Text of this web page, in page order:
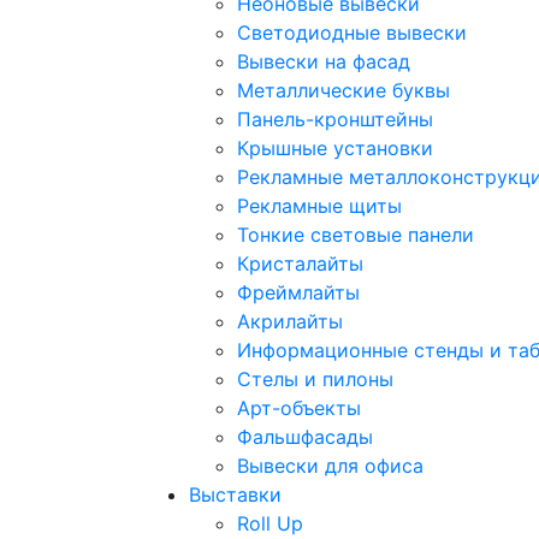
Светодиодные вывески
Вывески на фасад
Металлические буквы
Панель-кронштейны
Крышные установки
Рекламные
Рекламные щиты
Тонкие световые панели
Кристалайты
Фреймлайты
Акрилайты
Информационные стенды и
Стелы и пилоны
Арт-объекты
Фальшфасады
Вывески для офиса
Выставки
Roll Up